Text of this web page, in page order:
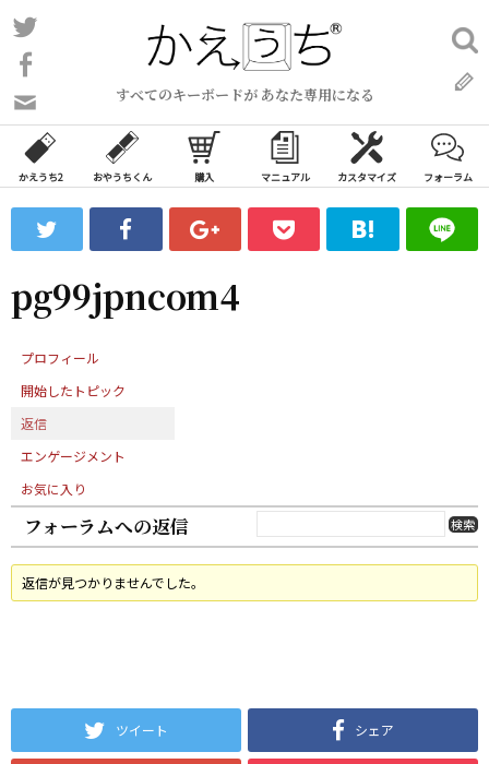
コ
ン
ン
ツ
ス
ッ
すべてのキーボードが あなた専用になる
い
合
わ
フ
ォ
ム
検
索:
かえうち2 おやうちくん 購入 マニュアル カスタマイズ フォーラム
pg99jpncom4
プロフィール
開始したトピック
返信
エンゲージメント
お気に入り
フォーラムへの返信
返信が見つかりませんでした。
ツイート シェア